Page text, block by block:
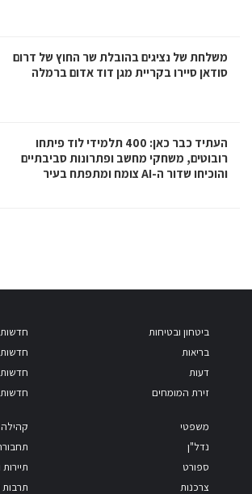
משלחת של נציגים בהובלת שר החוץ של דרום
סודאן סיירו בקריית מגן דוד אדום ברמלה
העתיד כבר כאן: 400 תלמידי לוד פיתחו
רובוטים, משחקי מחשב ופתרונות סביבתיים
והוכיחו שדור ה-AI צומח ומתפתח בעיר
ביטחון ובטיחות
בריאות
דעות
זירת המומחים
חדשות
משפטי
נדל"ן
ספורט
צרכנות
קהילה
תרבות